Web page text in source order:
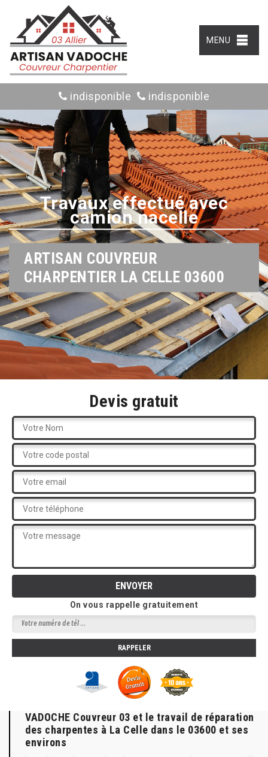
MENU
indisponible indisponible
Travaux effectué avec
camion nacelle
ARTISAN COUVREUR
CHARPENTIER LA CELLE 03600
Devis gratuit
On vous rappelle gratuitement
VADOCHE Couvreur 03 et le travail de réparation
des charpentes à La Celle dans le 03600 et ses
environs